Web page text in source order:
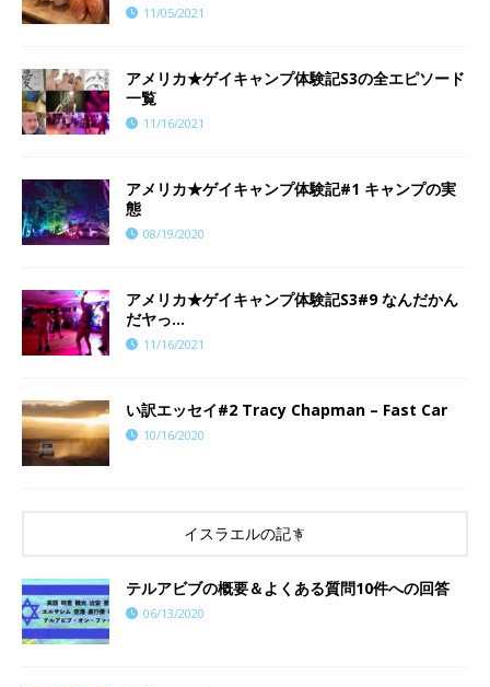
11/05/2021
アメリカ★ゲイキャンプ体験記S3の全エピソード
一覧
11/16/2021
アメリカ★ゲイキャンプ体験記#1 キャンプの実
態
08/19/2020
​​アメリカ★ゲイキャンプ体験記S3#9 なんだかん
だヤっ…
11/16/2021
い訳エッセイ#2 Tracy Chapman – Fast Car
10/16/2020
イスラエルの記事
テルアビブの概要＆よくある質問10件への回答
06/13/2020